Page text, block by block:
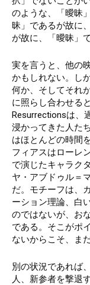
のような、「曖昧
昧」であるが故に
が故に、「曖昧」
実を言うと、他の
かもしれない。し
何か、そしてそれ
に照らし合わせる
Resurrectionsは、
浸かってきた人た
はほとんどの時間
フィアスはローレ
で演じたキャラク
ヤ・アブドゥル＝
だ。モチーフは、
ーション理論、白
のではないが、お
である。そこがポ
ないからこそ、ま
別の状況であれば
人、新参者を撃退